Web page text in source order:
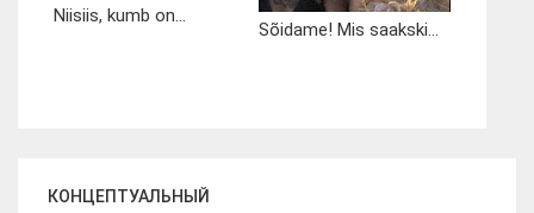
Niisiis, kumb on...
Sõidame! Mis saakski...
КОНЦЕПТУАЛЬНЫЙ